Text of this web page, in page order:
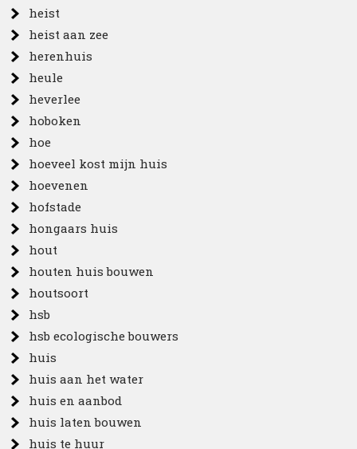
heist
heist aan zee
herenhuis
heule
heverlee
hoboken
hoe
hoeveel kost mijn huis
hoevenen
hofstade
hongaars huis
hout
houten huis bouwen
houtsoort
hsb
hsb ecologische bouwers
huis
huis aan het water
huis en aanbod
huis laten bouwen
huis te huur